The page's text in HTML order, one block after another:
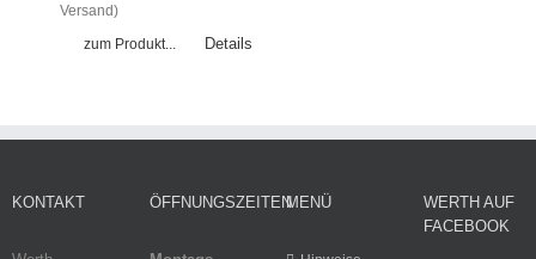
Versand)
zum Produkt... Details
KONTAKT ÖFFNUNGSZEITENMENÜ
WERTH AUF
FACEBOOK